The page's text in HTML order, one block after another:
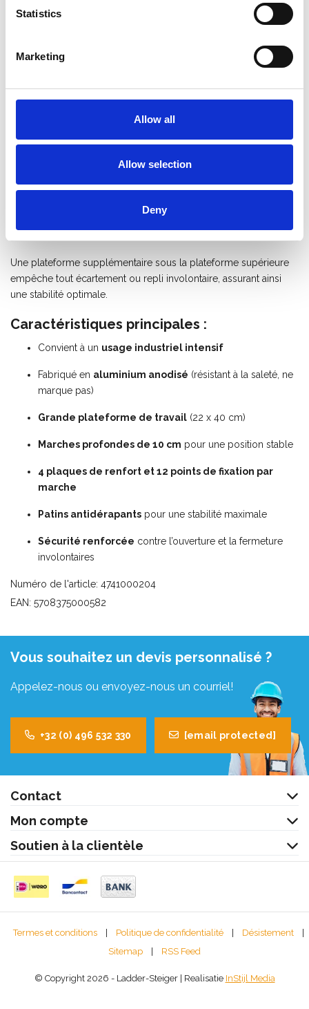
Statistics
Marketing
Allow all
Allow selection
Deny
de la peinture, du montage et du plâtrage. Cet escabeau
aluminium anodisé de haute
pour un usage intensif au quotidien.
robuste, vous travaillez en toute sécurité et efficacité. L’escabeau
4 plaques de renfort et de 12 points de
maximales.
marches profondes de 10 cmoffrent un excellent confort de
travail, même lors d’utilisations prolongées. Les montants
Une plateforme supplémentaire sous la plateforme supérieure
empêche tout écartement ou repli involontaire, assurant ainsi
une stabilité optimale.
Caractéristiques principales :
Convient à un usage industriel intensif
Fabriqué en aluminium anodisé (résistant à la saleté, ne
marque pas)
Grande plateforme de travail (22 x 40 cm)
Marches profondes de 10 cm pour une position stable
4 plaques de renfort et 12 points de fixation par
marche
Patins antidérapants pour une stabilité maximale
Sécurité renforcée contre l’ouverture et la fermeture
involontaires
Numéro de l'article: 4741000204
EAN: 5708375000582
Vous souhaitez un devis personnalisé ?
Appelez-nous ou envoyez-nous un courriel!
+32 (0) 496 532 330 [email protected]
Contact
Mon compte
Soutien à la clientèle
Termes et conditions | Politique de confidentialité | Désistement
|
Sitemap
| RSS Feed
© Copyright 2026 - Ladder-Steiger | Realisatie InStijl Media